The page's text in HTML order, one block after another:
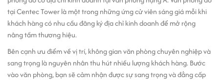
tại Centec Tower là một trong những ứng cử viên sáng giá mỗi khi
khách hàng có nhu cầu đăng ký địa chỉ kinh doanh để mở rộng
nâng tầm thương hiệu.
Bên cạnh ưu điểm về vị trí, không gian văn phòng chuyên nghiệp và
sang trọng là nguyên nhân thu hút nhiều lượng khách hàng. Bước
vào văn phòng, bạn sẽ cảm nhận được sự sang trọng và đẳng cấp